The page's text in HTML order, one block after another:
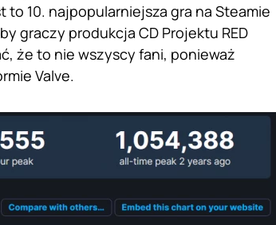
10. najpopularniejsza gra na Steamie
graczy produkcja CD Projektu RED
że to nie wszyscy fani, ponieważ
Valve.